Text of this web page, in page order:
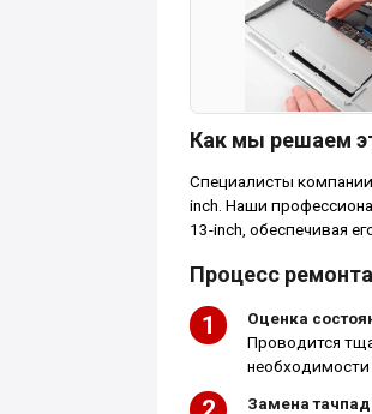
Как мы решаем
Специалисты
inch. Наши
13-inch, обеспечивая
Процесс
Оценка
Проводится
Замена